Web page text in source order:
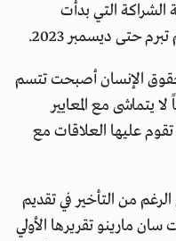
الشراكة التي بدأت
الإنسان أصبحت تتسم
يتماشى مع المعايير
عليها العلاقات مع
الرغم من التأخير في تقديم
مارينو تقريرها الأولي